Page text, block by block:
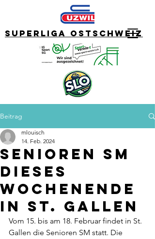
Superliga Ostschweiz
Beitrag
Senioren SM
dieses
Wochenende
in St. Gallen
mlouisch
14. Feb. 2024
Vom 15. bis am 18. Februar findet in St.
Gallen die Senioren SM statt. Die